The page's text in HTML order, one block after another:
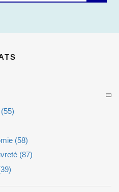
(55)
(58)
(87)